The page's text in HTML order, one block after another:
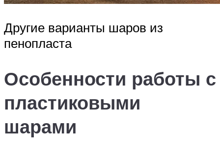
Другие варианты шаров из
пенопласта
Особенности работы с
пластиковыми
шарами